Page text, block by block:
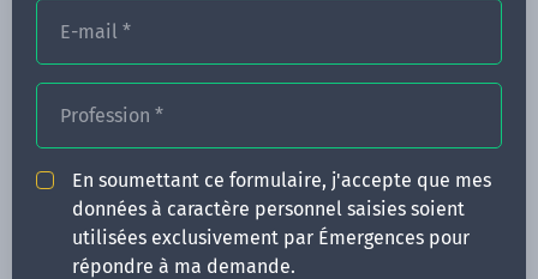
E-mail *
Profession *
En soumettant ce formulaire, j'accepte que mes
données à caractère personnel saisies soient
utilisées exclusivement par Émergences pour
répondre à ma demande.
CONGRÈS
ACTUALITÉS
INFOS PRATIQUES
Qui sommes-nous ?
CONTACT